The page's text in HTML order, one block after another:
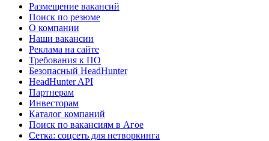
Размещение вакансий
Поиск по резюме
О компании
Наши вакансии
Реклама на сайте
Требования к ПО
Безопасный HeadHunter
HeadHunter API
Партнерам
Инвесторам
Каталог компаний
Поиск по вакансиям в Агое
Сетка: соцсеть для нетворкинга